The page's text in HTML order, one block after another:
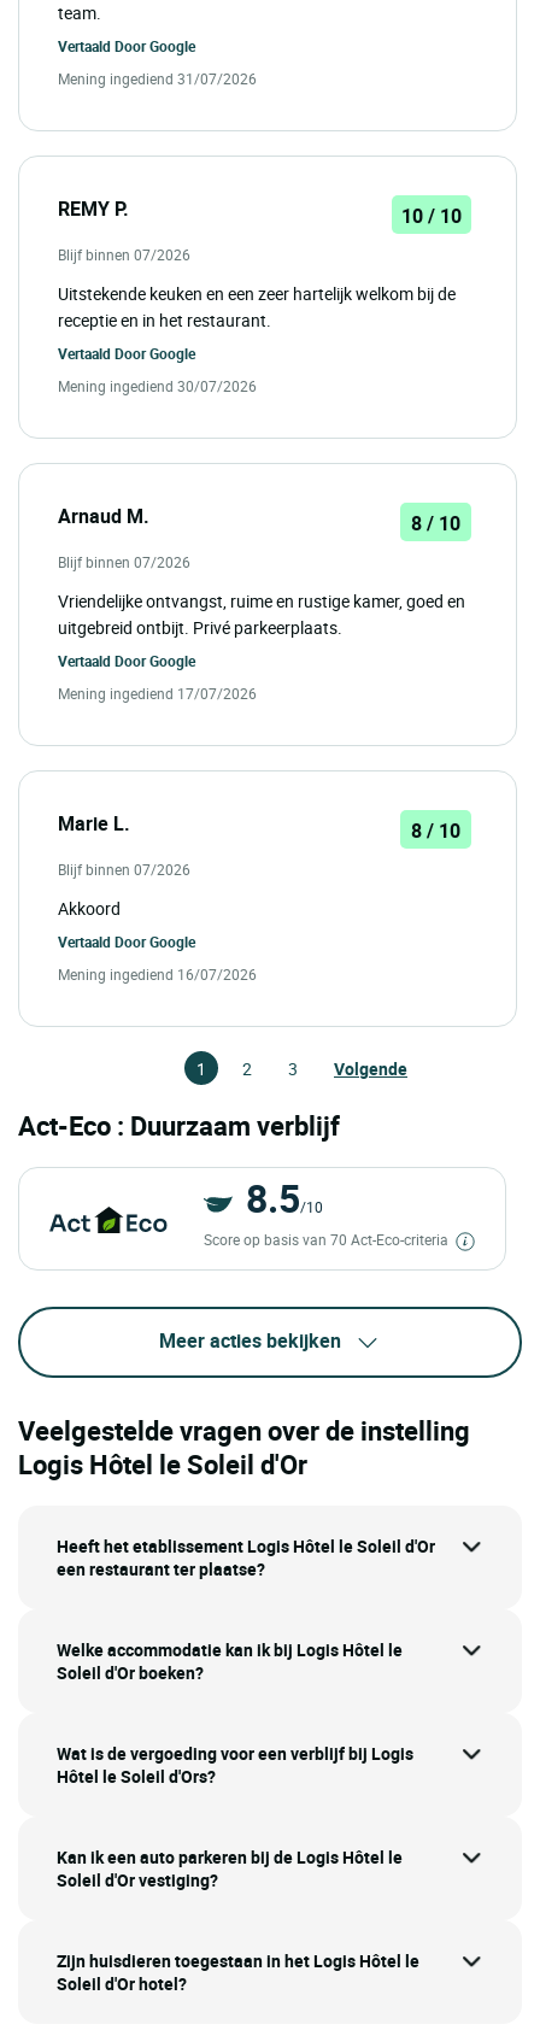
team.
Vertaald DoorGoogle
Mening ingediend 31/07/2026
REMY P. 10 / 10
Blijf binnen 07/2026
Uitstekende keuken en een zeer hartelijk welkom bij de
receptie en in het restaurant.
Vertaald DoorGoogle
Mening ingediend 30/07/2026
Arnaud M. 8 / 10
Blijf binnen 07/2026
Vriendelijke ontvangst, ruime en rustige kamer, goed en
uitgebreid ontbijt. Privé parkeerplaats.
Vertaald DoorGoogle
Mening ingediend 17/07/2026
Marie L. 8 / 10
Blijf binnen 07/2026
Akkoord
Vertaald DoorGoogle
Mening ingediend 16/07/2026
1 2 3 Volgende
Act-Eco : Duurzaam verblijf
8.5/10
Score op basis van 70 Act-Eco-criteria
Meer acties bekijken
Veelgestelde vragen over de instelling
Logis Hôtel le Soleil d'Or
Heeft het etablissement Logis Hôtel le Soleil d'Or
een restaurant ter plaatse?
Welke accommodatie kan ik bij Logis Hôtel le
Soleil d'Or boeken?
Wat is de vergoeding voor een verblijf bij Logis
Hôtel le Soleil d'Ors?
Kan ik een auto parkeren bij de Logis Hôtel le
Soleil d'Or vestiging?
Zijn huisdieren toegestaan in het Logis Hôtel le
Soleil d'Or hotel?